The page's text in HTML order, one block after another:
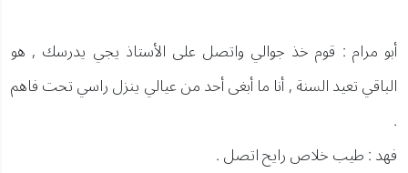
أبو مرام : قوم خذ جوالي واتصل على الأستاذ يجي يدرسك , هو
الباقي تعيد السنة , أنا ما أبغى أحد من عيالي ينزل راسي تحت فاهم
.
فهد : طيب خلاص رايح اتصل .